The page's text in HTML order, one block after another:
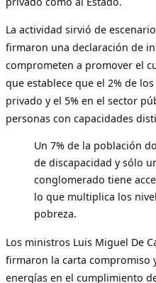
La actividad sirvió de
firmaron una declaración de
comprometen a promover el
que establece que el 2% de
privado y el 5% en el sector
personas con capacidades
Un 7% de la población
de discapacidad y sólo
conglomerado tiene
lo que multiplica los
pobreza.
Los ministros Luis Miguel De
firmaron la carta compromiso
energías en el cumplimiento